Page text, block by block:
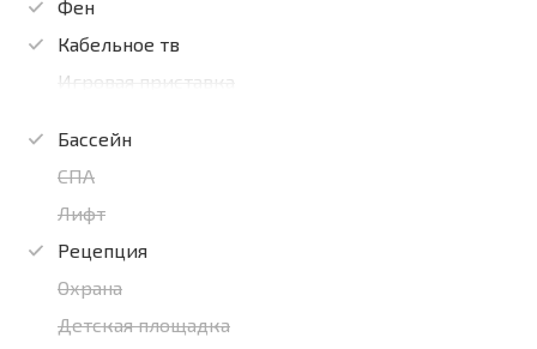
Фен
Кабельное тв
Игровая приставка
Бассейн
СПА
Лифт
Рецепция
Охрана
Детская площадка